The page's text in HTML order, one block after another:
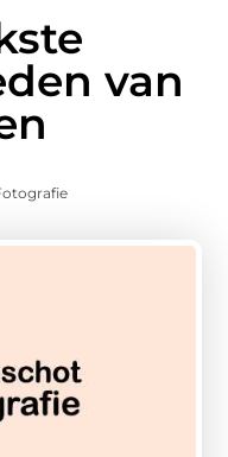
van